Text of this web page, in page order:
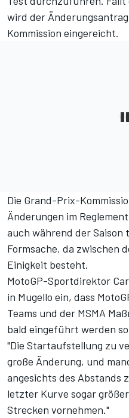
wird der
Kommission eingereicht.
Die Grand-Prix-
Änderungen im
auch während der Saison
Formsache, da zwischen
Einigkeit besteht.
MotoGP-Sportdirektor
in Mugello ein, dass
Teams und der MSMA
bald eingeführt werden
"Die Startaufstellung zu
große Änderung, und
angesichts des Abstands
letzter Kurve sogar
Strecken vornehmen."